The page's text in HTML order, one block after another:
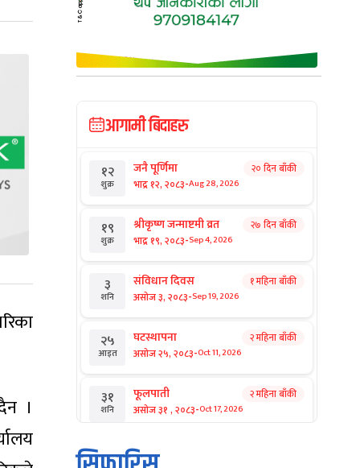
।
आगामी बिदाहरु
१२
शुक्र
जनै पूर्णिमा
भाद्र १२, २०८३-Aug 28, 2026
२० दिन बाँकी
१९
शुक्र
श्रीकृष्ण जन्माष्टमी व्रत
भाद्र १९, २०८३-Sep 4, 2026
२७ दिन बाँकी
३
शनि
संविधान दिवस
असोज ३, २०८३-Sep 19, 2026
१ महिना बाँकी
२५
आइत
घटस्थापना
असोज २५, २०८३-Oct 11, 2026
२ महिना बाँकी
३१
शनि
फूलपाती
असोज ३१ , २०८३-Oct 17, 2026
२ महिना बाँकी
१ कार्तिक सङ्क्रान्ति